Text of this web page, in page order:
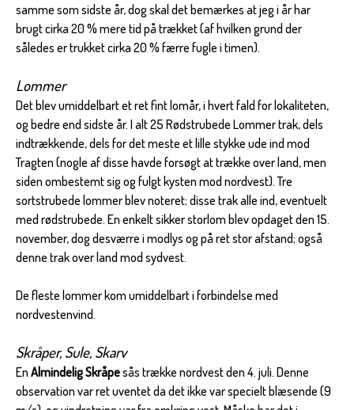
samme som sidste år, dog skal det bemærkes at jeg i år har
brugt cirka 20 % mere tid på trækket (af hvilken grund der
således er trukket cirka 20 % færre fugle i timen).
Lommer
Det blev umiddelbart et ret fint lomår, i hvert fald for lokaliteten,
og bedre end sidste år. I alt 25 Rødstrubede Lommer trak, dels
indtrækkende, dels for det meste et lille stykke ude ind mod
Tragten (nogle af disse havde forsøgt at trække over land, men
siden ombestemt sig og fulgt kysten mod nordvest). Tre
sortstrubede lommer blev noteret; disse trak alle ind, eventuelt
med rødstrubede. En enkelt sikker storlom blev opdaget den 15.
november, dog desværre i modlys og på ret stor afstand; også
denne trak over land mod sydvest.
De fleste lommer kom umiddelbart i forbindelse med
nordvestenvind.
Skråper, Sule, Skarv
En Almindelig Skråpesås trække nordvest den 4. juli. Denne
observation var ret uventet da det ikke var specielt blæsende (9